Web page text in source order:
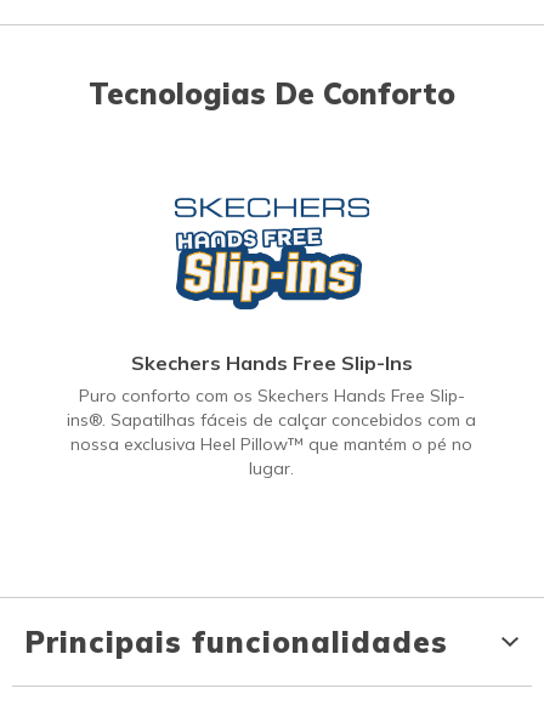
Tecnologias De Conforto
Skechers Hands Free Slip-Ins
Puro conforto com os Skechers Hands Free Slip-
ins®. Sapatilhas fáceis de calçar concebidos com a
nossa exclusiva Heel Pillow™ que mantém o pé no
lugar.
Principais funcionalidades